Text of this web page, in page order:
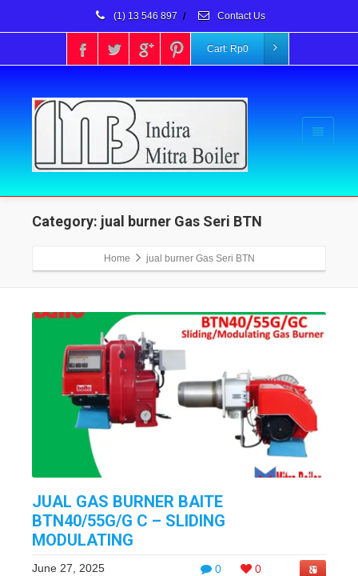
(1) 13 546 897 / Contact Us
Cart: Rp0
Category: jual burner Gas Seri BTN
Home jual burner Gas Seri BTN
JUAL GAS BURNER BAITE
BTN40/55G/G C – SLIDING
MODULATING
0 0
June 27, 2025